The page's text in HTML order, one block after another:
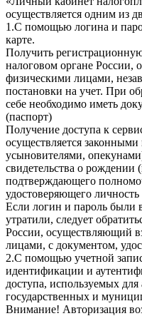
осуществляется одним из
1.С помощью логина и
карте.
Получить
налоговом органе России,
физическими лицами,
постановки на учет. При
себе необходимо иметь
(паспорт)
Получение доступа к
осуществляется
усыновителями,
свидетельства о рождении
подтверждающего
удостоверяющего личность
Если логин и пароль были
утратили, следует
России, осуществляющий
лицами, с документом,
2.С помощью учетной
идентификации и
доступа, используемых
государственных и
Внимание! Авторизация